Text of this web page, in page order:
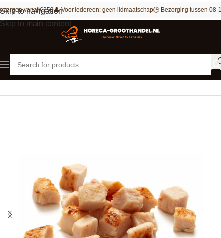
Skip to navigation
Skip to main content
vanaf €250👤 Voor iedereen: geen lidmaatschap🕒 Bezorging tussen 08-
Home Kip